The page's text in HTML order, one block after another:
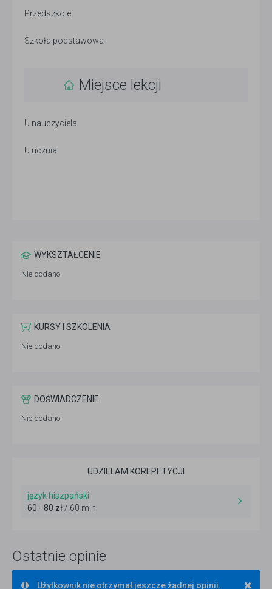
Przedszkole
Szkoła podstawowa
Miejsce lekcji
U nauczyciela
U ucznia
WYKSZTAŁCENIE
Nie dodano
KURSY I SZKOLENIA
Nie dodano
DOŚWIADCZENIE
Nie dodano
UDZIELAM KOREPETYCJI
język hiszpański
60 - 80 zł/ 60 min
Ostatnie opinie
×
Użytkownik nie otrzymał jeszcze żadnej opinii.